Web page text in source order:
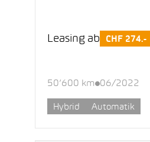
Leasing ab CHF 274.-
50’600 km 06/2022
Hybrid Automatik